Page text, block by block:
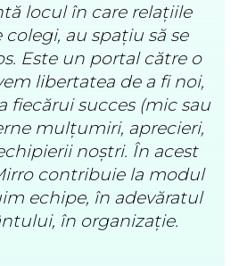
locul în care relațiile
au spațiu să se
Este un portal către o
libertatea de a fi noi,
fiecărui succes (mic sau
mulțumiri, aprecieri,
noștri. În acest
contribuie la modul
echipe, în adevăratul
în organizație.